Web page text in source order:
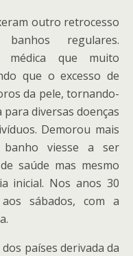
outro retrocesso
regulares.
médica que muito
que o excesso de
da pele, tornando-
diversas doenças
Demorou mais
viesse a ser
saúde mas mesmo
inicial. Nos anos 30
sábados, com a
países derivada da